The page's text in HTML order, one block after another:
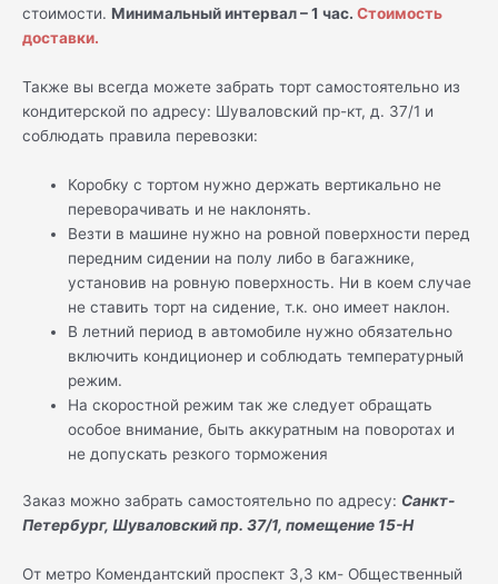
стоимости. Минимальный интервал – 1 час. Стоимость
доставки.
Также вы всегда можете забрать торт самостоятельно из
кондитерской по адресу: Шуваловский пр-кт, д. 37/1 и
соблюдать правила перевозки:
Коробку с тортом нужно держать вертикально не
переворачивать и не наклонять.
Везти в машине нужно на ровной поверхности перед
передним сидении на полу либо в багажнике,
установив на ровную поверхность. Ни в коем случае
не ставить торт на сидение, т.к. оно имеет наклон.
В летний период в автомобиле нужно обязательно
включить кондиционер и соблюдать температурный
режим.
На скоростной режим так же следует обращать
особое внимание, быть аккуратным на поворотах и
не допускать резкого торможения
Заказ можно забрать самостоятельно по адресу: Санкт-
Петербург, Шуваловский пр. 37/1, помещение 15-Н
От метро Комендантский проспект 3,3 км- Общественный